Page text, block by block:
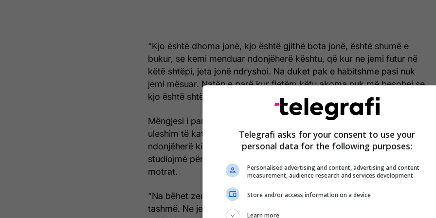
“Kjo është dhoma jonë, kjo është gjithë bota jonë, është shumë e
bukur, se kemi menduar ndonjëherë kështu, që kur ne jemi futur në
këtë shtëpi, jeta jonë ndryshoi. Na duket pak e habitshme pasi nuk
jemi mësuar. Natën e parë kur fjetëm këtu akoma nuk më besohej se
kjo është shtëpia jonë dhe ne do jetojmë këtu gjithë jetën.
Mëngjesi i parë ishte si me magji, nuk ma priste mendja që do
uleshim të katërt, ishte moment i bukur, nuk e kisha përjetuar
ndonjëherë kështu. Tani jemi të qeta, tani kemi një vend ku të
studiojmë për të vazhduar jetën tonë përpara”,-shprehet njëra nga
motrat.
“Na bëhet zemra mal kur shikojmë prindërit tanë që janë të qetë,
tashmë. Ne jemi të gjithë bashkë do jetë ndryshe, ne do vijojmë
Telegrafi asks for your consent to use your
personal data for the following purposes:
Personalised advertising and content, advertising and content
measurement, audience research and services development
Store and/or access information on a device
Learn more